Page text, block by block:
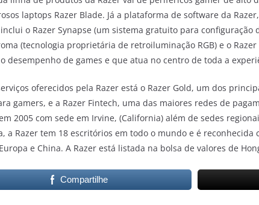
laptops Razer Blade. Já a plataforma de software da
o Razer Synapse (um sistema gratuito para configuração
(tecnologia proprietária de retroiluminação RGB) e o
desempenho de games e que atua no centro de toda a
oferecidos pela Razer está o Razer Gold, um dos
gamers, e a Razer Fintech, uma das maiores redes de
2005 com sede em Irvine, (California) além de sedes
a Razer tem 18 escritórios em todo o mundo e é
e China. A Razer está listada na bolsa de valores de
Compartilhe